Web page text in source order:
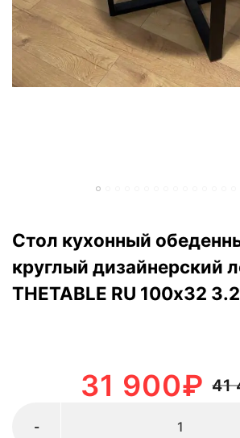
Стол кухонный
круглый дизайнерский
THETABLE RU 100х32
41
31 900₽
-